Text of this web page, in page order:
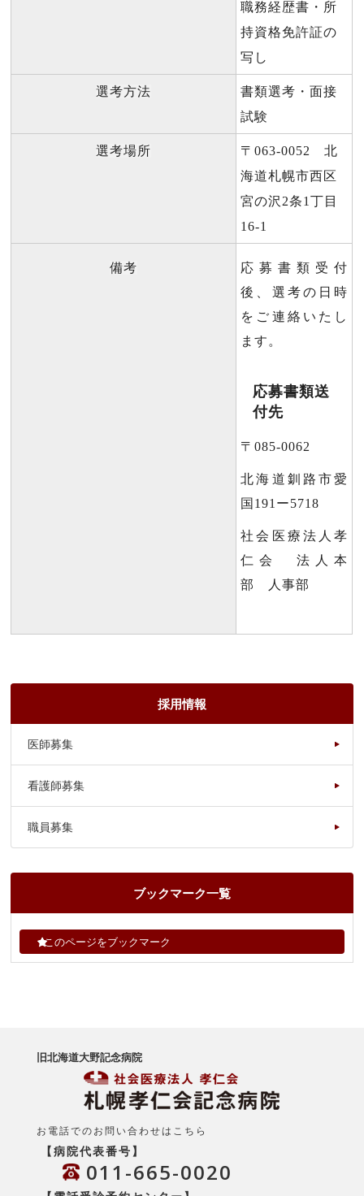
職務経歴書・所
持資格免許証の
写し
選考方法
書類選考・面接
試験
選考場所
〒063-0052 北
海道札幌市西区
宮の沢2条1丁目
16-1
備考
応募書類受付
後、選考の日時
をご連絡いたし
ます。
応募書類送
付先
〒085‐0062
北海道釧路市愛
国191ー5718
社会医療法人孝
仁会 法人本
部 人事部
採用情報
医師募集
看護師募集
職員募集
ブックマーク一覧
このページをブックマーク
旧北海道大野記念病院
お電話でのお問い合わせはこちら
【病院代表番号】
011-665-0020